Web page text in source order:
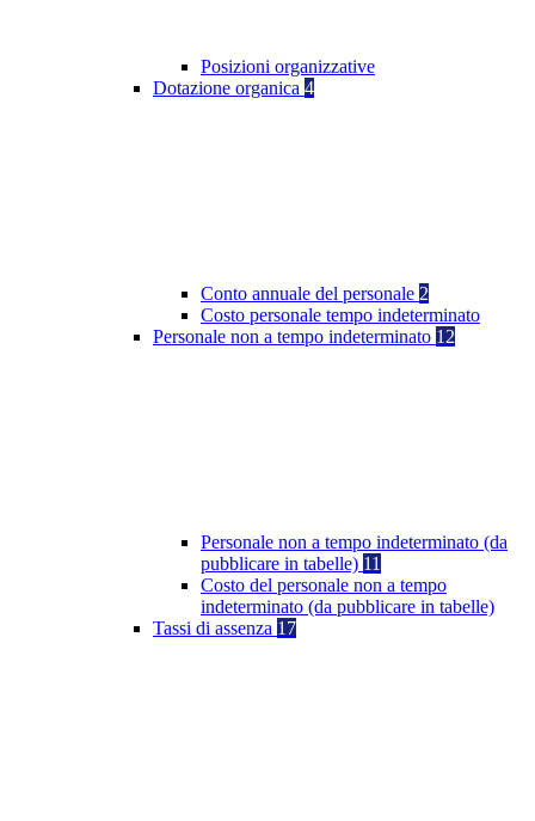
Posizioni organizzative
Dotazione organica 4
Conto annuale del personale 2
Costo personale tempo indeterminato
Personale non a tempo indeterminato 12
Personale non a tempo indeterminato (da
pubblicare in tabelle) 11
Costo del personale non a tempo
indeterminato (da pubblicare in tabelle)
Tassi di assenza 17